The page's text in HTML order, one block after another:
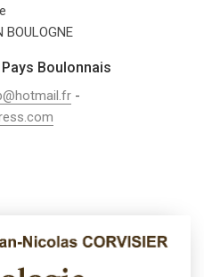
BOULOGNE
Pays Boulonnais
-